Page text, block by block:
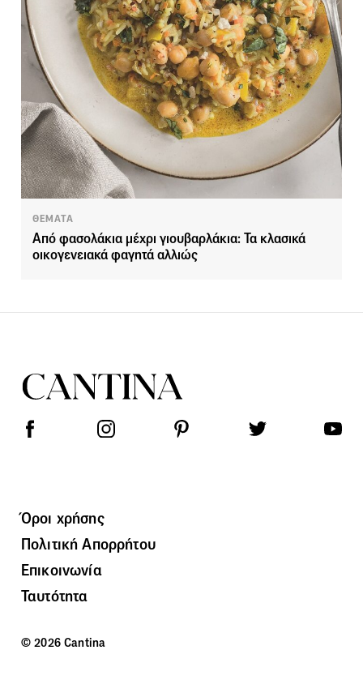
ΘΕΜΑΤΑ
Από φασολάκια μέχρι γιουβαρλάκια: Τα κλασικά
οικογενειακά φαγητά αλλιώς
Όροι χρήσης
Πολιτική Απορρήτου
Επικοινωνία
Ταυτότητα
© 2026 Cantina